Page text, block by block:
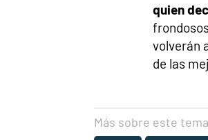
quien
volverán
de las
Más sobre este